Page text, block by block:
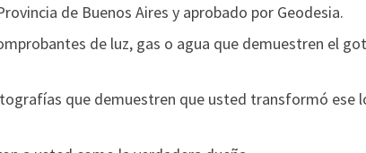
de Buenos Aires y aprobado por Geodesia.
de luz, gas o agua que demuestren el
que demuestren que usted transformó ese